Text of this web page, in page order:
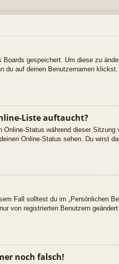
gespeichert. Um diese zu
du auf deinen Benutzernamen
Liste auftaucht?
Status während dieser Sitzung
Online-Status sehen. Du wirst
Fall solltest du im „Persönlichen
von registrierten Benutzern
noch falsch!